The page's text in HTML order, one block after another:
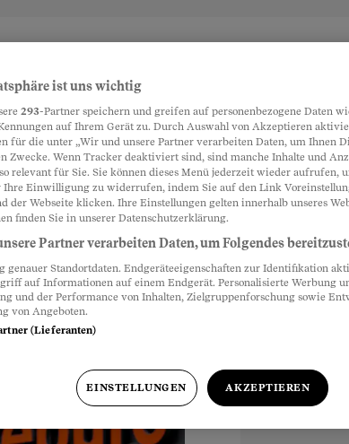
das Geld
Wer in der
ist uns wichtig
293-Partner speichern und greifen auf personenbezogene Daten
auf Ihrem Gerät zu. Durch Auswahl von Akzeptieren
für die unter „Wir und unsere Partner verarbeiten Daten, um Ihnen
Zwecke. Wenn Tracker deaktiviert sind, sind manche Inhalte und
relevant für Sie. Sie können dieses Menü jederzeit wieder aufrufen,
Ihre Einwilligung zu widerrufen, indem Sie auf den Link
der Webseite klicken. Ihre Einstellungen gelten innerhalb unseres
finden Sie in unserer Datenschutzerklärung.
Partner verarbeiten Daten, um Folgendes
genauer Standortdaten. Endgeräteeigenschaften zur Identifikation
auf Informationen auf einem Endgerät. Personalisierte Werbung
und der Performance von Inhalten, Zielgruppenforschung sowie
von Angeboten.
(Lieferanten)
EINSTELLUNGEN AKZEPTIEREN